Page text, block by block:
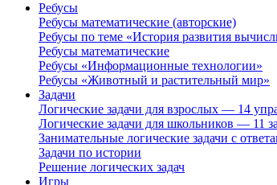
Ребусы
Ребусы математические (авторские)
Ребусы по теме «История развития
Ребусы математические
Ребусы «Информационные технологии»
Ребусы «Животный и растительный мир»
Задачи
Логические задачи для взрослых — 14
Логические задачи для школьников — 11
Занимательные логические задачи с
Задачи по истории
Решение логических задач
Игры